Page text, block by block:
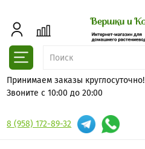
Принимаем заказы круглосуточно!
Звоните с 10:00 до 20:00
8 (958) 172-89-32